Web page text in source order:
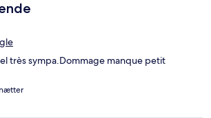
très sympa.Dommage manque petit